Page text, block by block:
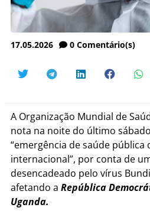
17.05.2026 0 Comentário(s)
A Organização Mundial de
nota na noite do último
“emergência de saúde pública
internacional”, por conta de
desencadeado pelo vírus
afetando a República
Uganda.